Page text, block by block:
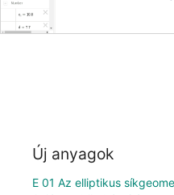
Új anyagok
E 01 Az elliptikus